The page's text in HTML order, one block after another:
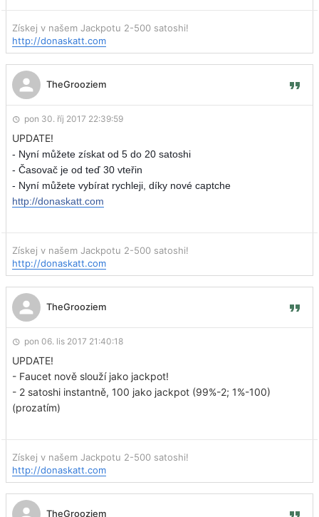
Získej v našem Jackpotu 2-500 satoshi!
http://donaskatt.com
TheGrooziem
pon 30. říj 2017 22:39:59
UPDATE!
- Nyní můžete získat od 5 do 20 satoshi
- Časovač je od teď 30 vteřin
- Nyní můžete vybírat rychleji, díky nové captche
http://donaskatt.com
Získej v našem Jackpotu 2-500 satoshi!
http://donaskatt.com
TheGrooziem
pon 06. lis 2017 21:40:18
UPDATE!
- Faucet nově slouží jako jackpot!
- 2 satoshi instantně, 100 jako jackpot (99%-2; 1%-100)
(prozatím)
Získej v našem Jackpotu 2-500 satoshi!
http://donaskatt.com
TheGrooziem